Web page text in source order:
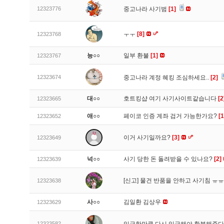
12323776 중고나라 사기범 [1]
12323768 ㅜㅜ [8]
12323767 능○○ 일부 환불 [1]
12323674 중고나라 계정 혜킹 조심하세요.. [2]
12323665 대○○ 호트킹샵 여기 사기사이트같습니다 [2]
12323652 애○○ 페이코 인증 계좌 검거 가능한가요?
12323649 이거 사기일까요? [3]
12323639 넉○○ 사기 당한 돈 돌려받을 수 있나요? [2]
12323638 [신고] 물건 반품을 안하고 사기침 ㅠㅠ
12323629 사○○ 김일환 김상우